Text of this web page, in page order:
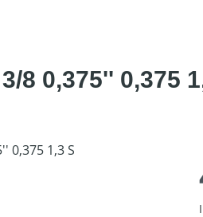
8 0,375'' 0,375